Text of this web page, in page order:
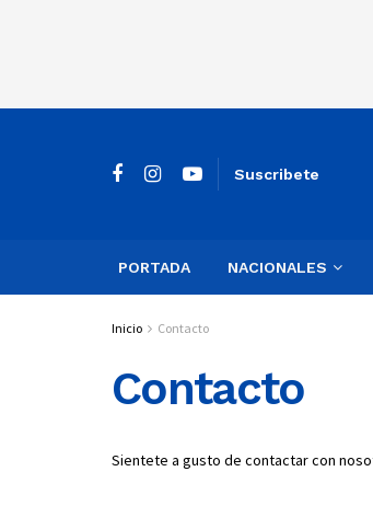
Suscribete
PORTADA NACIONALES
Inicio Contacto
Contacto
Sientete a gusto de contactar con